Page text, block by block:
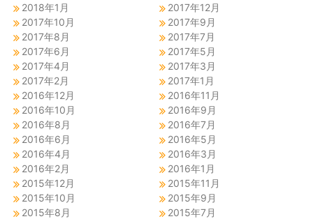
2018年1月
2017年12月
2017年10月
2017年9月
2017年8月
2017年7月
2017年6月
2017年5月
2017年4月
2017年3月
2017年2月
2017年1月
2016年12月
2016年11月
2016年10月
2016年9月
2016年8月
2016年7月
2016年6月
2016年5月
2016年4月
2016年3月
2016年2月
2016年1月
2015年12月
2015年11月
2015年10月
2015年9月
2015年8月
2015年7月